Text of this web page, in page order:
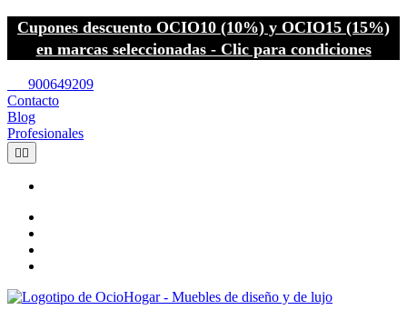
Cupones descuento OCIO10 (10%) y OCIO15 (15%)
en marcas seleccionadas - Clic para condiciones
900649209
Contacto
Blog
Profesionales
 